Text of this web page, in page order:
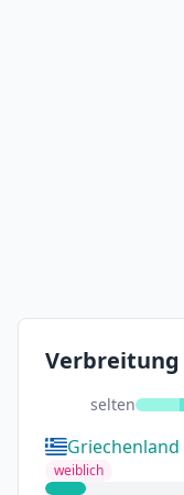
Verbreitung
selten
Griechenland
weiblich